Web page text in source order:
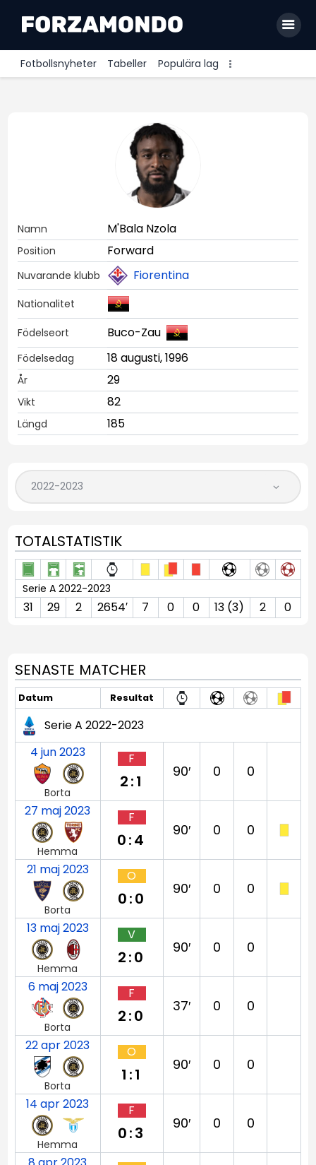
Fotbollsnyheter Tabeller Populära lag
Premier League
Ligue 1
Namn M'Bala Nzola
Position Forward
Nuvarande klubb Fiorentina
Nationalitet
Födelseort Buco-Zau
Födelsedag 18 augusti, 1996
År 29
Vikt 82
Längd 185
TOTALSTATISTIK
Serie A 2022-2023
31 29 2 2654′ 7 0 0 13 (3) 2 0
SENASTE MATCHER
Datum Resultat
Serie A 2022-2023
4 jun 2023
Borta
F
2:1
90′ 0 0
27 maj 2023
Hemma
F
0:4
90′ 0 0
21 maj 2023
Borta
O
0:0
90′ 0 0
13 maj 2023
Hemma
V
2:0
90′ 0 0
6 maj 2023
Borta
F
2:0
37′ 0 0
22 apr 2023
Borta
O
1:1
90′ 0 0
14 apr 2023
Hemma
F
0:3
90′ 0 0